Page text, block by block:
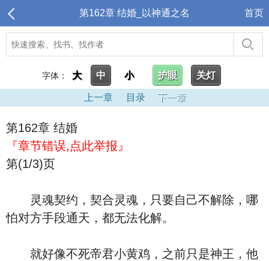
第162章 结婚_以神通之名 首页
字体： 大 中 小 护眼 关灯
上一章 目录 下一章
第162章 结婚
『章节错误,点此举报』
第(1/3)页
灵魂契约，契合灵魂，只要自己不解除，哪
怕对方手段通天，都无法化解。
就好像不死帝君小黄鸡，之前只是神王，他